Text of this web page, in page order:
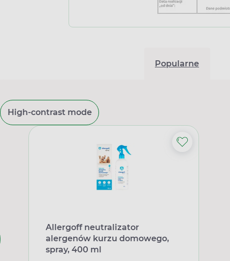
Popularne
High-contrast mode
Allergoff neutralizator
alergenów kurzu domowego,
spray, 400 ml